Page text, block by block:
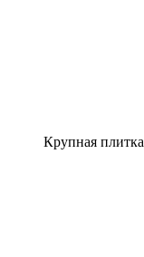
Крупная плитка